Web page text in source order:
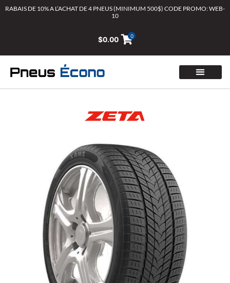
AllerRABAIS DE 10% A L’ACHAT DE 4 PNEUS (MINIMUM 500$) CODE PROMO: WEB-
10
$0.00 0